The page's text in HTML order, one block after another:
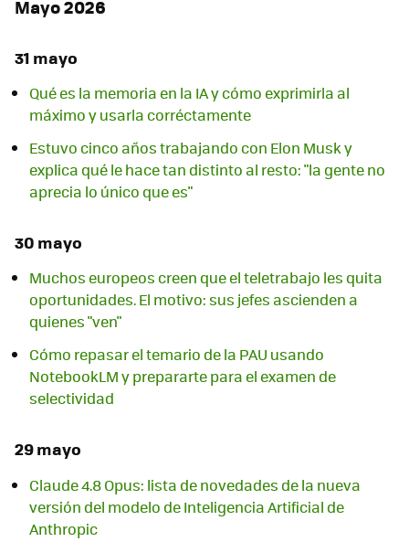
Mayo 2026
31 mayo
Qué es la memoria en la IA y cómo exprimirla al
máximo y usarla corréctamente
Estuvo cinco años trabajando con Elon Musk y
explica qué le hace tan distinto al resto: "la gente no
aprecia lo único que es"
30 mayo
Muchos europeos creen que el teletrabajo les quita
oportunidades. El motivo: sus jefes ascienden a
quienes "ven"
Cómo repasar el temario de la PAU usando
NotebookLM y prepararte para el examen de
selectividad
29 mayo
Claude 4.8 Opus: lista de novedades de la nueva
versión del modelo de Inteligencia Artificial de
Anthropic